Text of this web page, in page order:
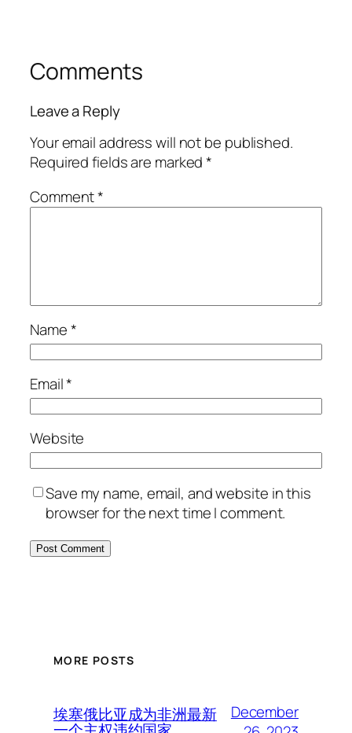
Comments
Leave a Reply
Your email address will not be published.
Required fields are marked*
Comment*
Name*
Email*
Website
Save my name, email, and website in this
browser for the next time I comment.
MORE POSTS
埃塞俄比亚成为非洲最新
December